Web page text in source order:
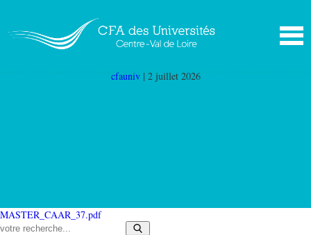
Chargé d’affaires et analyste risques (Master
CAAR 37)
cfauniv | 2 juillet 2026
MASTER_CAAR_37.pdf